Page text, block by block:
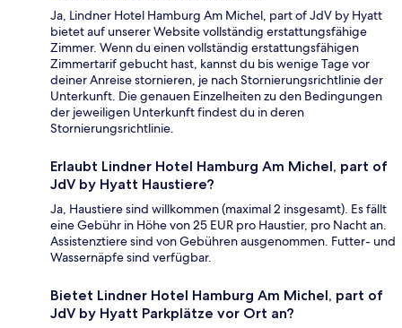
Ja, Lindner Hotel Hamburg Am Michel, part of JdV by Hyatt
bietet auf unserer Website vollständig erstattungsfähige
Zimmer. Wenn du einen vollständig erstattungsfähigen
Zimmertarif gebucht hast, kannst du bis wenige Tage vor
deiner Anreise stornieren, je nach Stornierungsrichtlinie der
Unterkunft. Die genauen Einzelheiten zu den Bedingungen
der jeweiligen Unterkunft findest du in deren
Stornierungsrichtlinie.
Erlaubt Lindner Hotel Hamburg Am Michel, part of
JdV by Hyatt Haustiere?
Ja, Haustiere sind willkommen (maximal 2 insgesamt). Es fällt
eine Gebühr in Höhe von 25 EUR pro Haustier, pro Nacht an.
Assistenztiere sind von Gebühren ausgenommen. Futter- und
Wassernäpfe sind verfügbar.
Bietet Lindner Hotel Hamburg Am Michel, part of
JdV by Hyatt Parkplätze vor Ort an?